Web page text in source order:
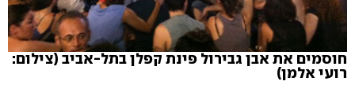
חוסמים את אבן גבירול פינת קפלן בתל-אביב (צילום:
רועי אלמן)